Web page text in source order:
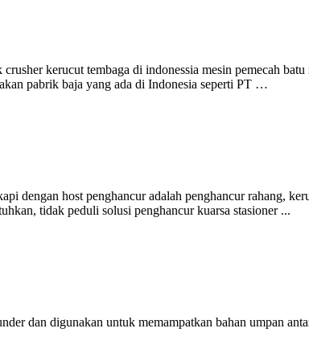
kerucut tembaga di indonessia mesin pemecah
pabrik baja yang ada di Indonesia seperti PT …
dengan host penghancur adalah penghancur rahang,
tidak peduli solusi penghancur kuarsa stasioner ...
dan digunakan untuk memampatkan bahan umpan